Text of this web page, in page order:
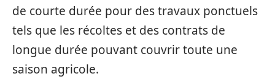
de courte durée pour des travaux ponctuels
tels que les récoltes et des contrats de
longue durée pouvant couvrir toute une
saison agricole.